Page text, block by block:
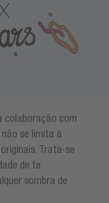
colaboração com
se limita à
Trata-se
de te
sombra de